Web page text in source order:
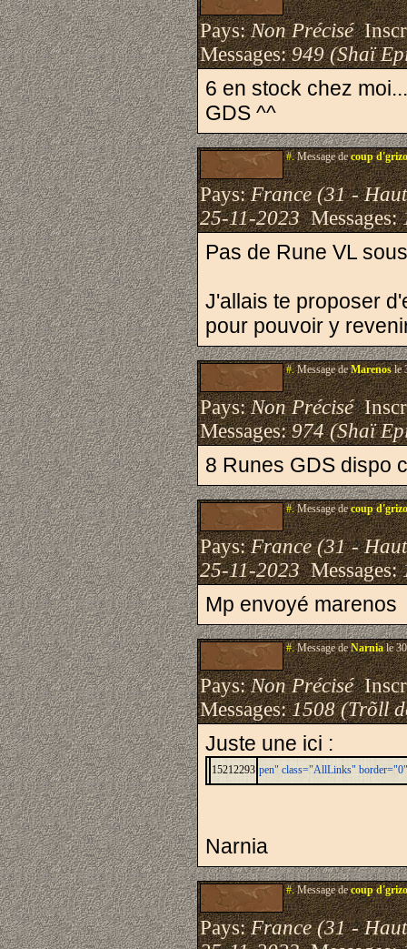
Pays:Non Précisé
Messages:949 (Shaï
6 en stock chez
GDS ^^
#.Message decoup
Pays:France (31 -
25-11-2023Messages:
Pas de Rune VL
J'allais te proposer
pour pouvoir y
#.Message deMarenosle
Pays:Non Précisé
Messages:974 (Shaï
8 Runes GDS dispo
#.Message decoup
Pays:France (31 -
25-11-2023Messages:
Mp envoyé marenos
#.Message deNarniale
Pays:Non Précisé
Messages:1508 (Trõll
Juste une ici :
15212293 pen" class="AllLinks"
Narnia
#.Message decoup
Pays:France (31 -